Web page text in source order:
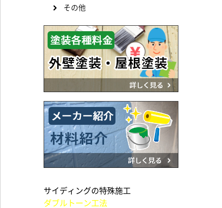
その他
サイディングの特殊施工
ダブルトーン工法